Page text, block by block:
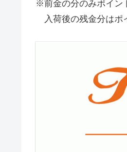
※前金の分のみポイン
入荷後の残金分はポ